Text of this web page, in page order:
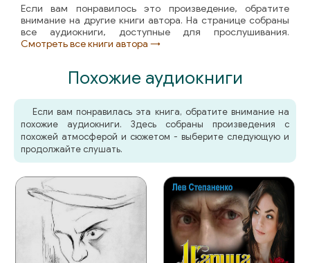
Если вам понравилось это произведение, обратите
внимание на другие книги автора. На странице собраны
все аудиокниги, доступные для прослушивания.
Смотреть все книги автора →
Похожие аудиокниги
Если вам понравилась эта книга, обратите внимание на
похожие аудиокниги. Здесь собраны произведения с
похожей атмосферой и сюжетом - выберите следующую и
продолжайте слушать.